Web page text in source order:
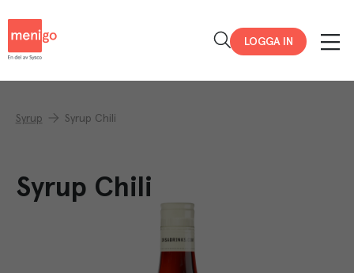
LOGGA IN
Syrup Syrup Chili
Syrup Chili